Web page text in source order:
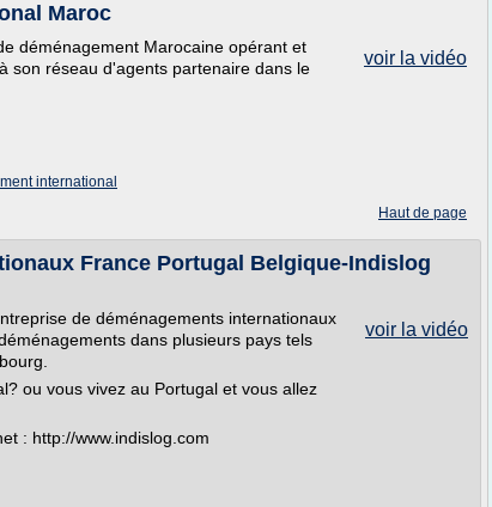
Maroc
voir la vidéo
déménagement Marocaine opérant et
son réseau d'agents partenaire dans le
international
Haut de page
France Portugal Belgique-Indislog
voir la vidéo
de déménagements internationaux
dans plusieurs pays tels
ou vous vivez au Portugal et vous allez
: http://www.indislog.com